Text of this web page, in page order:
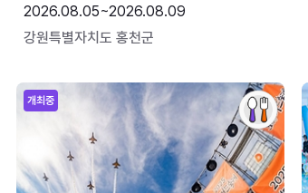
2026.08.05~2026.08.09
강원특별자치도 홍천군
개최중